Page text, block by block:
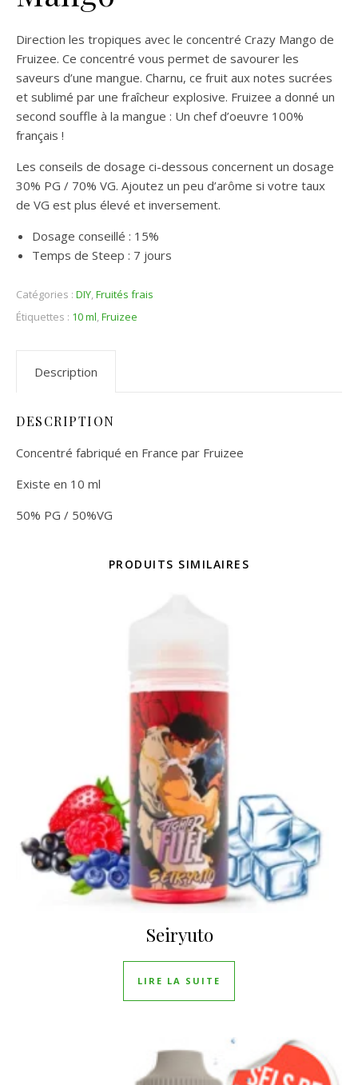
Direction les tropiques avec le concentré Crazy Mango de
Fruizee. Ce concentré vous permet de savourer les
saveurs d’une mangue. Charnu, ce fruit aux notes sucrées
et sublimé par une fraîcheur explosive. Fruizee a donné un
second souffle à la mangue : Un chef d’oeuvre 100%
français !
Les conseils de dosage ci-dessous concernent un dosage
30% PG / 70% VG. Ajoutez un peu d’arôme si votre taux
de VG est plus élevé et inversement.
Dosage conseillé : 15%
Temps de Steep : 7 jours
Catégories : DIY,Fruités frais
Étiquettes : 10 ml,Fruizee
Description
DESCRIPTION
Concentré fabriqué en France par Fruizee
Existe en 10 ml
50% PG / 50%VG
PRODUITS SIMILAIRES
Seiryuto
LIRE LA SUITE